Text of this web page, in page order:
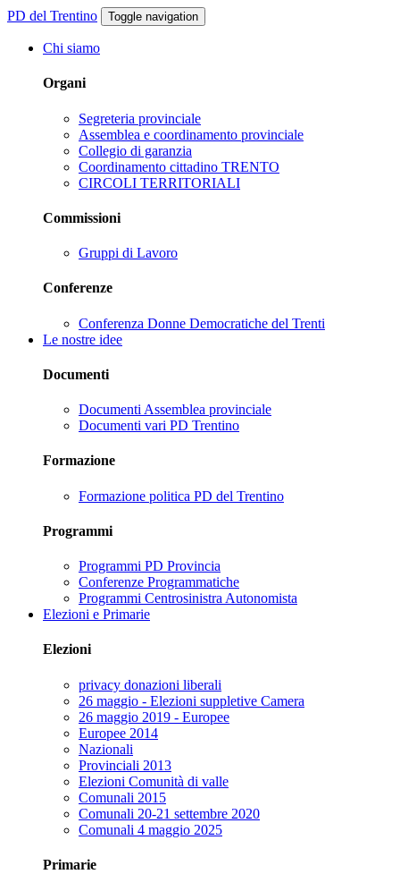
PD del Trentino Toggle navigation
Chi siamo
Organi
Segreteria provinciale
Assemblea e coordinamento provinciale
Collegio di garanzia
Coordinamento cittadino TRENTO
CIRCOLI TERRITORIALI
Commissioni
Gruppi di Lavoro
Conferenze
Conferenza Donne Democratiche del Trenti
Le nostre idee
Documenti
Documenti Assemblea provinciale
Documenti vari PD Trentino
Formazione
Formazione politica PD del Trentino
Programmi
Programmi PD Provincia
Conferenze Programmatiche
Programmi Centrosinistra Autonomista
Elezioni e Primarie
Elezioni
privacy donazioni liberali
26 maggio - Elezioni suppletive Camera
26 maggio 2019 - Europee
Europee 2014
Nazionali
Provinciali 2013
Elezioni Comunità di valle
Comunali 2015
Comunali 20-21 settembre 2020
Comunali 4 maggio 2025
Primarie